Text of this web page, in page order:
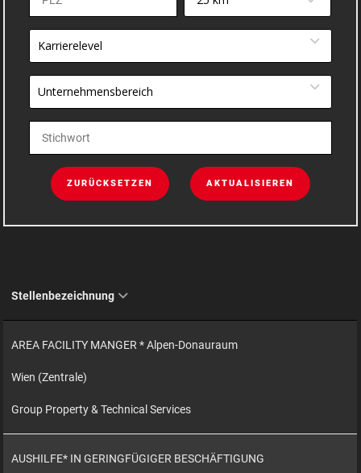
Karrierelevel
Unternehmensbereich
ZURÜCKSETZEN AKTUALISIEREN
Stellenbezeichnung
AREA FACILITY MANGER * Alpen-Donauraum
Wien (Zentrale)
Group Property & Technical Services
AUSHILFE* IN GERINGFÜGIGER BESCHÄFTIGUNG